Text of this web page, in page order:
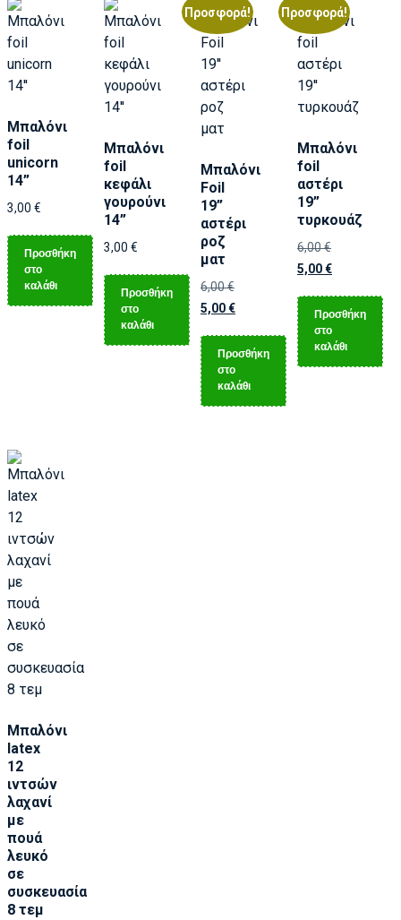
Μπαλόνι
foil
unicorn
14”
3,00 €
Προσθήκη
στο
καλάθι
Μπαλόνι
foil
κεφάλι
γουρούνι
14”
3,00 €
Προσθήκη
στο
καλάθι
Προσφορά!
Μπαλόνι
Foil
19”
αστέρι
ροζ
ματ
6,00€
5,00€
Προσθήκη
στο
καλάθι
Προσφορά!
Μπαλόνι
foil
αστέρι
19”
τυρκουάζ
6,00€
5,00€
Προσθήκη
στο
καλάθι
Μπαλόνι
latex
12
ιντσών
λαχανί
με
πουά
λευκό
σε
συσκευασία
8 τεμ